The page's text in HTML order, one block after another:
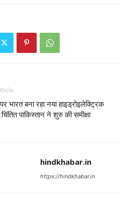
भारत बना रहा नया हाइड्रोइलेक्ट्रिक
पाकिस्तान ने शुरु की समीक्षा
hindkhabar.in
https://hindkhabar.in